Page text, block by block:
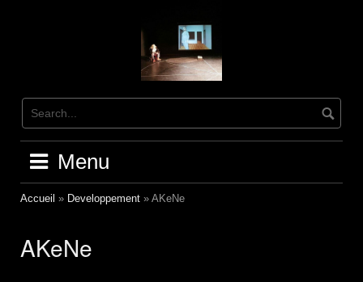
Menu
Accueil » Developpement » AKeNe
AKeNe